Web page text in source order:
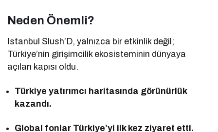
Neden Önemli?
Istanbul Slush’D, yalnızca bir etkinlik değil;
Türkiye’nin girişimcilik ekosisteminin dünyaya
açılan kapısı oldu.
Türkiye yatırımcı haritasında görünürlük
kazandı.
Global fonlar Türkiye’yi ilk kez ziyaret etti.